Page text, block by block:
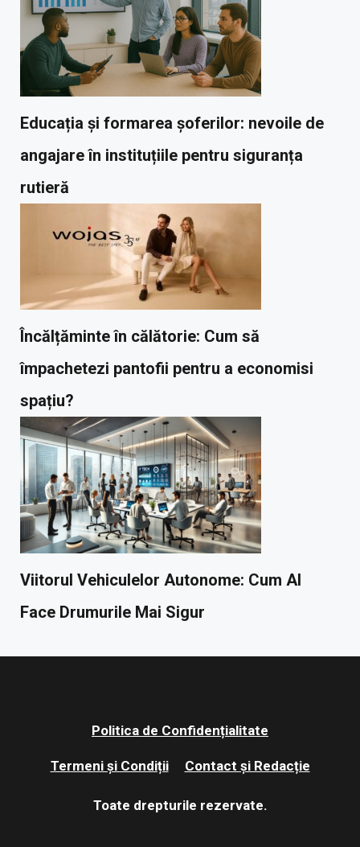
Educația și formarea șoferilor: nevoile de
angajare în instituțiile pentru siguranța
rutieră
Încălțăminte în călătorie: Cum să
împachetezi pantofii pentru a economisi
spațiu?
Viitorul Vehiculelor Autonome: Cum AI
Face Drumurile Mai Sigur
Politica de Confidențialitate
Termeni și Condiții Contact și Redacție
Toate drepturile rezervate.